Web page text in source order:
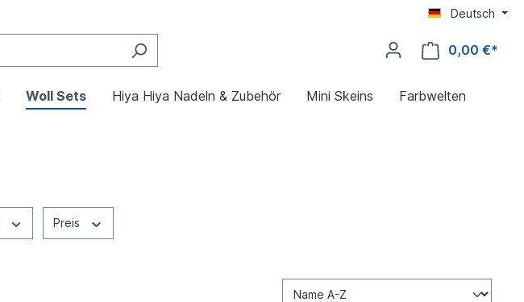
Deutsch
0,00 €*
Woll Sets Hiya Hiya Nadeln & Zubehör Mini Skeins Farbwelten
Preis